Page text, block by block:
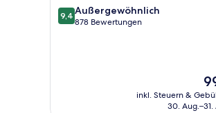
9.4
von
9,4 Außergewöhnlich
878 Bewertungen
inkl. Steuern &
30. Aug.–31.